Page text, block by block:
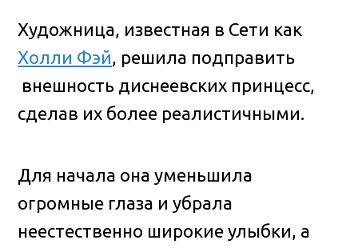
Художница, известная в Сети как
Холли Фэй, решила подправить
внешность диснеевских принцесс,
сделав их более реалистичными.
Для начала она уменьшила
огромные глаза и убрала
неестественно широкие улыбки, а